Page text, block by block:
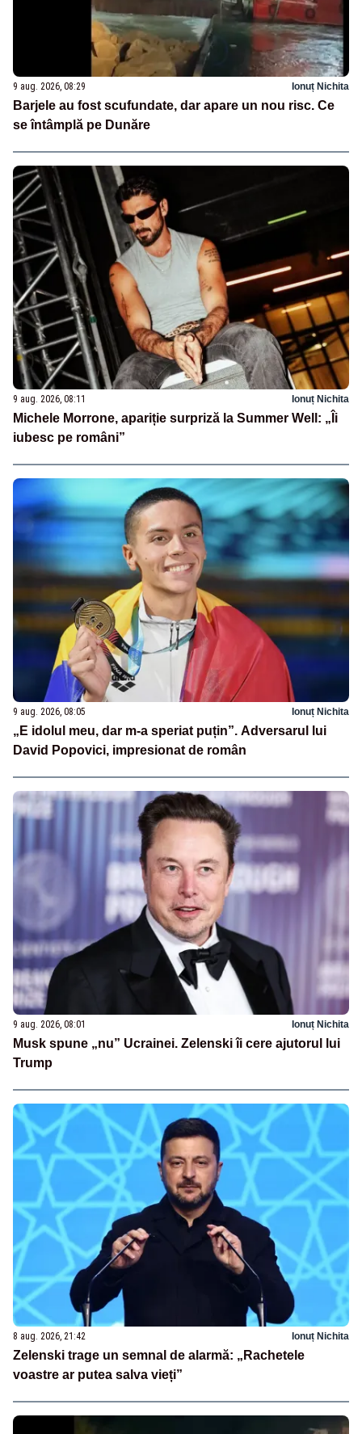
9 aug. 2026, 08:29 Ionuț Nichita
Barjele au fost scufundate, dar apare un nou risc. Ce
se întâmplă pe Dunăre
9 aug. 2026, 08:11 Ionuț Nichita
Michele Morrone, apariție surpriză la Summer Well: „Îi
iubesc pe români”
9 aug. 2026, 08:05 Ionuț Nichita
„E idolul meu, dar m-a speriat puțin”. Adversarul lui
David Popovici, impresionat de român
9 aug. 2026, 08:01 Ionuț Nichita
Musk spune „nu” Ucrainei. Zelenski îi cere ajutorul lui
Trump
8 aug. 2026, 21:42 Ionuț Nichita
Zelenski trage un semnal de alarmă: „Rachetele
voastre ar putea salva vieți”